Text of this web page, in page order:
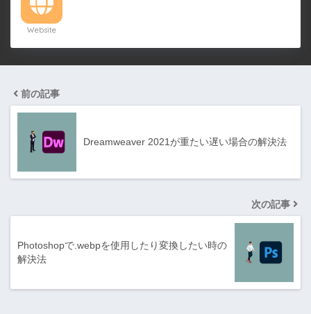
Website
前の記事
Dreamweaver 2021が重たい遅い場合の解決法
次の記事
Photoshopで.webpを使用したり変換したい時の
解決法